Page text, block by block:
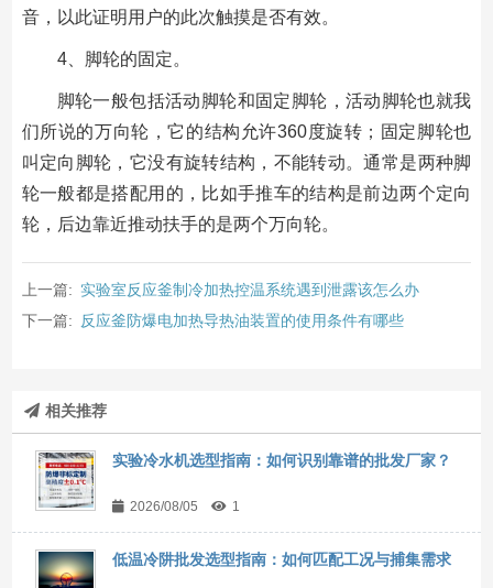
音，以此证明用户的此次触摸是否有效。
4、脚轮的固定。
脚轮一般包括活动脚轮和固定脚轮，活动脚轮也就我
们所说的万向轮，它的结构允许360度旋转；固定脚轮也
叫定向脚轮，它没有旋转结构，不能转动。通常是两种脚
轮一般都是搭配用的，比如手推车的结构是前边两个定向
轮，后边靠近推动扶手的是两个万向轮。
上一篇: 实验室反应釜制冷加热控温系统遇到泄露该怎么办
下一篇:
反应釜防爆电加热导热油装置的使用条件有哪些
相关推荐
实验冷水机选型指南：如何识别靠谱的批发厂家？
2026/08/05 1
低温冷阱批发选型指南：如何匹配工况与捕集需求